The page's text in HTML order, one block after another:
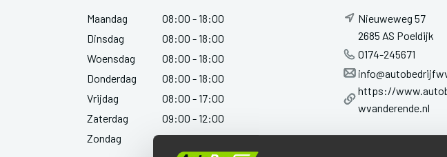
Maandag
08:00 - 18:00
Dinsdag
08:00 - 18:00
Woensdag
08:00 - 18:00
Donderdag
08:00 - 18:00
Vrijdag
08:00 - 17:00
Zaterdag
09:00 - 12:00
Zondag
Gesloten
Nieuweweg 57
2685 AS Poeldijk
0174-245671
https://
wvanderende.nl